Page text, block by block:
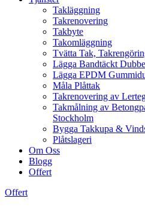
Takläggning
Takrenovering
Takbyte
Takomläggning
Tvätta Tak,
Lägga Bandtäckt
Lägga EPDM
Måla Plåttak
Takrenovering av
Takmålning av
Stockholm
Bygga Takkupa &
Plåtslageri
Om Oss
Blogg
Offert
Offert